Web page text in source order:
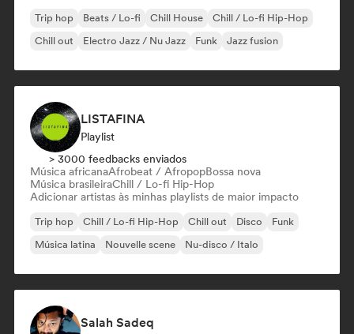
Trip hop Beats / Lo-fi Chill House
Chill / Lo-fi Hip-Hop
Chill out
Electro Jazz / Nu Jazz Funk Jazz fusion
LISTAFINA
Playlist
> 3000 feedbacks enviados
Música africanaAfrobeat / AfropopBossa nova
Música brasileiraChill / Lo-fi Hip-Hop
Adicionar artistas às minhas playlists de maior impacto
Trip hop Chill / Lo-fi Hip-Hop Chill out Disco
Funk
Música latina
Nouvelle scene Nu-disco / Italo
Salah Sadeq